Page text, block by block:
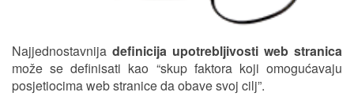
Najjednostavnija definicija upotrebljivosti web stranica
može se definisati kao “skup faktora koji omogućavaju
posjetiocima web stranice da obave svoj cilj”.